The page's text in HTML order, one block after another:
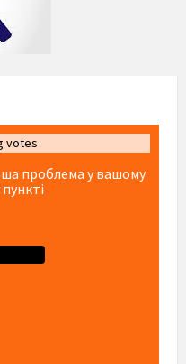
votes
проблема у вашому